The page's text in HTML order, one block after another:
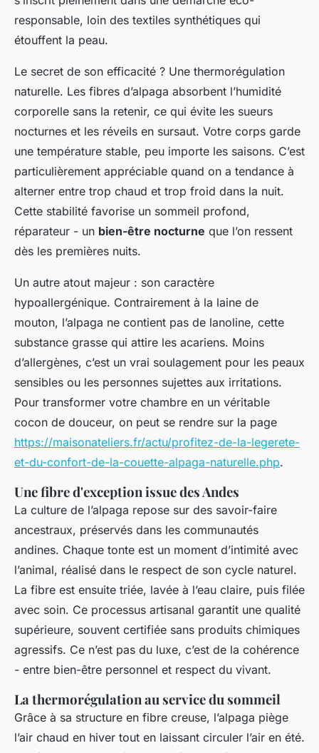
responsable, loin des textiles synthétiques qui
étouffent la peau.
Le secret de son efficacité ? Une thermorégulation
naturelle. Les fibres d’alpaga absorbent l’humidité
corporelle sans la retenir, ce qui évite les sueurs
nocturnes et les réveils en sursaut. Votre corps garde
une température stable, peu importe les saisons. C’est
particulièrement appréciable quand on a tendance à
alterner entre trop chaud et trop froid dans la nuit.
Cette stabilité favorise un sommeil profond,
réparateur - un bien-être nocturne que l’on ressent
dès les premières nuits.
Un autre atout majeur : son caractère
hypoallergénique. Contrairement à la laine de
mouton, l’alpaga ne contient pas de lanoline, cette
substance grasse qui attire les acariens. Moins
d’allergènes, c’est un vrai soulagement pour les peaux
sensibles ou les personnes sujettes aux irritations.
Pour transformer votre chambre en un véritable
cocon de douceur, on peut se rendre sur la page
https://maisonateliers.fr/actu/profitez-de-la-legerete-
et-du-confort-de-la-couette-alpaga-naturelle.php.
Une fibre d'exception issue des Andes
La culture de l’alpaga repose sur des savoir-faire
ancestraux, préservés dans les communautés
andines. Chaque tonte est un moment d’intimité avec
l’animal, réalisé dans le respect de son cycle naturel.
La fibre est ensuite triée, lavée à l’eau claire, puis filée
avec soin. Ce processus artisanal garantit une qualité
supérieure, souvent certifiée sans produits chimiques
agressifs. Ce n’est pas du luxe, c’est de la cohérence
- entre bien-être personnel et respect du vivant.
La thermorégulation au service du sommeil
Grâce à sa structure en fibre creuse, l’alpaga piège
l’air chaud en hiver tout en laissant circuler l’air en été.